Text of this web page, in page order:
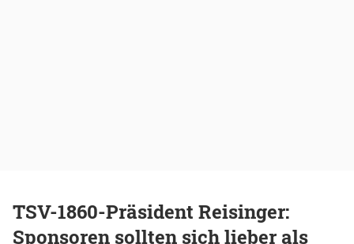
TSV-1860-Präsident Reisinger:
Sponsoren sollten sich lieber als